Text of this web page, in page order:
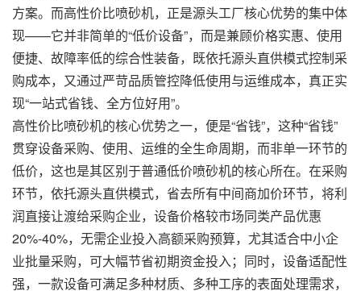
方案。而高性价比喷砂机，正是源头工厂核心优势的集中体
现——它并非简单的“低价设备”，而是兼顾价格实惠、使用
便捷、故障率低的综合性装备，既依托源头直供模式控制采
购成本，又通过严苛品质管控降低使用与运维成本，真正实
现“一站式省钱、全方位好用”。
高性价比喷砂机的核心优势之一，便是“省钱”，这种“省钱”
贯穿设备采购、使用、运维的全生命周期，而非单一环节的
低价，这也是其区别于普通低价喷砂机的核心所在。在采购
环节，依托源头直供模式，省去所有中间商加价环节，将利
润直接让渡给采购企业，设备价格较市场同类产品优惠
20%-40%，无需企业投入高额采购预算，尤其适合中小企
业批量采购，可大幅节省初期资金投入；同时，设备适配性
强，一款设备可满足多种材质、多种工序的表面处理需求，